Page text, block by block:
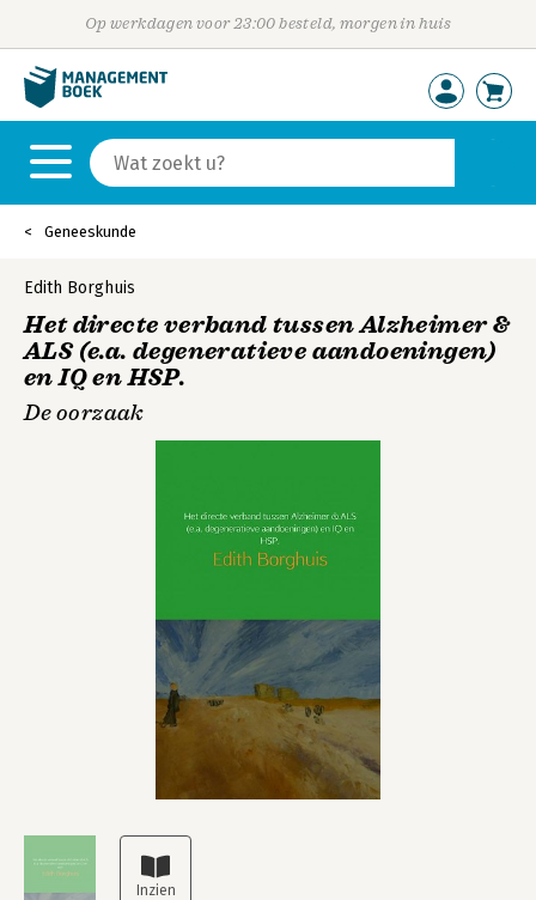
Op werkdagen voor 23:00 besteld, morgen in huis
Geneeskunde
Edith Borghuis
Het directe verband tussen Alzheimer &
ALS (e.a. degeneratieve aandoeningen)
en IQ en HSP.
De oorzaak